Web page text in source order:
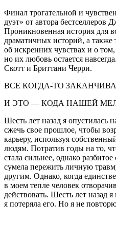
Финал трогательной и
дуэт» от автора бестселлеров
Проникновенная история для
драматичных историй, а
об искренних чувствах и о
но их любовь остается
Скотт и Бриттани Черри.
ВСЕ КОГДА-ТО
И ЭТО — КОДА НАШЕЙ
Шесть лет назад я опустилась
сжечь свое прошлое, чтобы
карьеру, используя
людям. Потратив годы на то,
стала сильнее, однако
сумела пережить личную
другим. Однако, когда
в моем тепле человек
действовать. Шесть лет назад
я потеряла его. Но я не